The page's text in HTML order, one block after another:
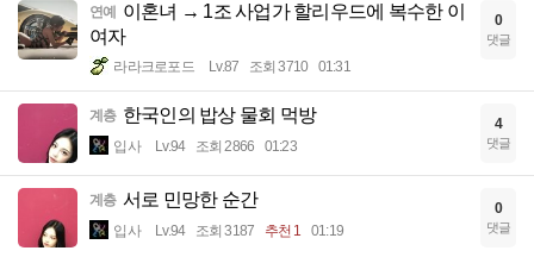
연예
이혼녀 → 1조 사업가 할리우드에 복수한 이
여자
라라크로포드 Lv.87 조회 3710 01:31
0
댓글
계층 한국인의 밥상 물회 먹방
입사 Lv.94 조회 2866 01:23
4
댓글
계층 서로 민망한 순간
입사 Lv.94 조회 3187 추천 1 01:19
0
댓글